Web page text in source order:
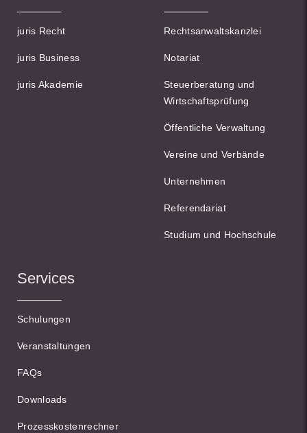
juris Recht
juris Business
juris Akademie
Rechtsanwaltskanzlei
Notariat
Steuerberatung und
Wirtschaftsprüfung
Öffentliche Verwaltung
Vereine und Verbände
Unternehmen
Referendariat
Studium und Hochschule
Services
Schulungen
Veranstaltungen
FAQs
Downloads
Prozesskostenrechner